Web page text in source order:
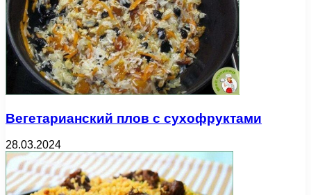
Вегетарианский плов с сухофруктами
28.03.2024